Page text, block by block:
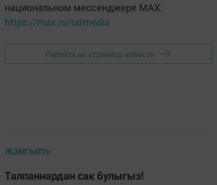
национальном мессенджере MАХ:
https://max.ru/tatmedia
Перейти на страницу новости
ҖӘМГЫЯТЬ
Талпаннардан сак булыгыз!